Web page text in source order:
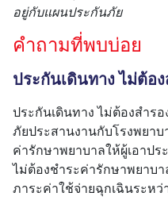
อยู่กับแผนประกันภัย
คำถามที่พบบ่อย
ประกันเดินทาง ไม่ต้อ
ประกันเดินทาง ไม่ต้องสำร
ภัยประสานงานกับโรงพยาบ
ค่ารักษาพยาบาลให้ผู้เอาป
ไม่ต้องชำระค่ารักษาพยาบ
ภาระค่าใช้จ่ายฉุกเฉินระหว่